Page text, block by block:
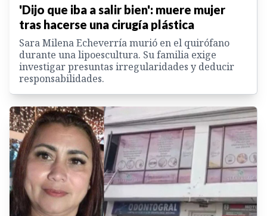
'Dijo que iba a salir bien': muere mujer
tras hacerse una cirugía plástica
Sara Milena Echeverría murió en el quirófano
durante una lipoescultura. Su familia exige
investigar presuntas irregularidades y deducir
responsabilidades.